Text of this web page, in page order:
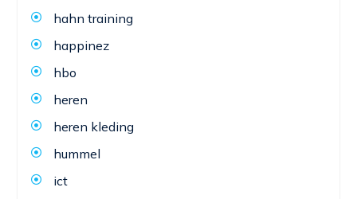
hahn training
happinez
hbo
heren
heren kleding
hummel
ict